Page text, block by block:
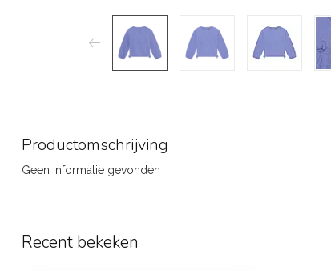
Productomschrijving
Geen informatie gevonden
Recent bekeken